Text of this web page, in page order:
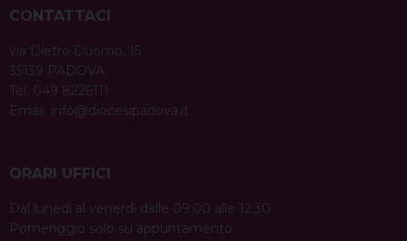
CONTATTACI
via Dietro Duomo, 15
35139 PADOVA
Tel. 049 8226111
Email: info@diocesipadova.it
ORARI UFFICI
Dal lunedì al venerdì dalle 09:00 alle 12:30.
Pomeriggio solo su appuntamento.